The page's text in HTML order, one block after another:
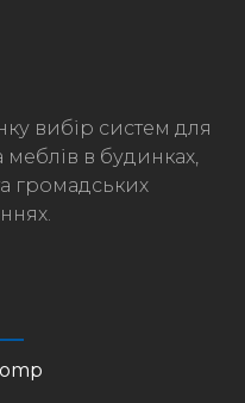
вибір систем для
меблів в будинках,
громадських